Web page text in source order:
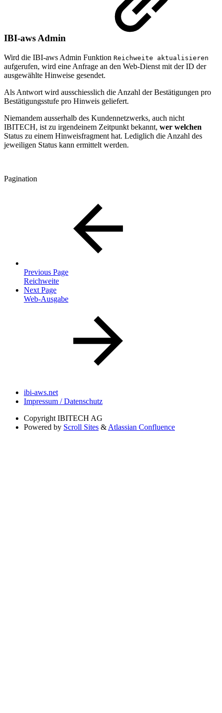
IBI-aws Admin
Wird die IBI-aws Admin Funktion Reichweite aktualisieren
aufgerufen, wird eine Anfrage an den Web-Dienst mit der ID der
ausgewählte Hinweise gesendet.
Als Antwort wird ausschiesslich die Anzahl der Bestätigungen pro
Bestätigungsstufe pro Hinweis geliefert.
Niemandem ausserhalb des Kundennetzwerks, auch nicht
IBITECH, ist zu irgendeinem Zeitpunkt bekannt, wer welchen
Status zu einem Hinweisfragment hat. Lediglich die Anzahl des
jeweiligen Status kann ermittelt werden.
Pagination
Previous Page
Reichweite
Next Page
Web-Ausgabe
ibi-aws.net
Impressum / Datenschutz
Copyright IBITECH AG
Powered by Scroll Sites & Atlassian Confluence